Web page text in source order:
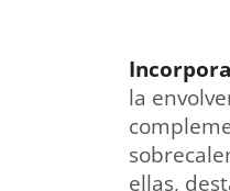
la
ellas,